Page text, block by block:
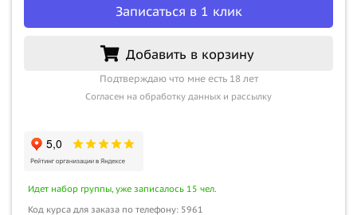
Записаться в 1 клик
Добавить в корзину
Подтверждаю что мне есть 18 лет
Согласен на обработку данных и рассылку
Идет набор группы, уже записалось 15 чел.
Код курса для заказа по телефону: 5961